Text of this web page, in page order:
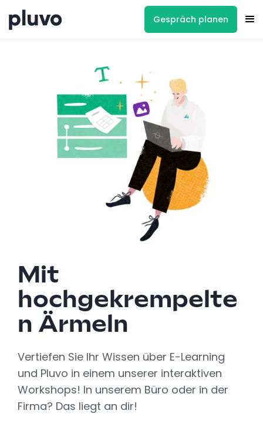
Gespräch planen
Mit
hochgekrempelte
n Ärmeln
Vertiefen Sie Ihr Wissen über E-Learning
und Pluvo in einem unserer interaktiven
Workshops! In unserem Büro oder in der
Firma? Das liegt an dir!